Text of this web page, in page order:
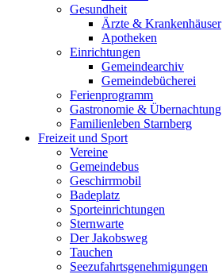
Gesundheit
Ärzte & Krankenhäuser
Apotheken
Einrichtungen
Gemeindearchiv
Gemeindebücherei
Ferienprogramm
Gastronomie & Übernachtung
Familienleben Starnberg
Freizeit und Sport
Vereine
Gemeindebus
Geschirrmobil
Badeplatz
Sporteinrichtungen
Sternwarte
Der Jakobsweg
Tauchen
Seezufahrtsgenehmigungen